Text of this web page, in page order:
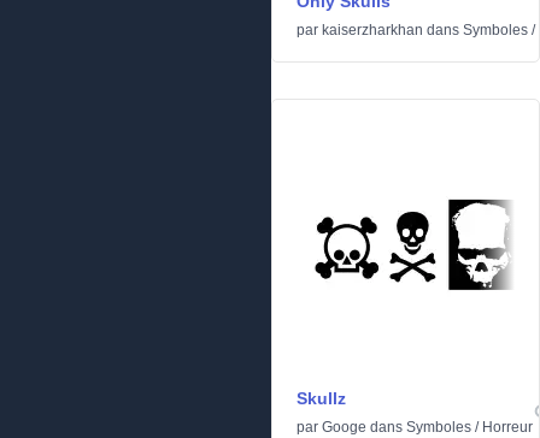
par kaiserzharkhan dans Symboles /
Skullz
par Googe dans Symboles / Horreur